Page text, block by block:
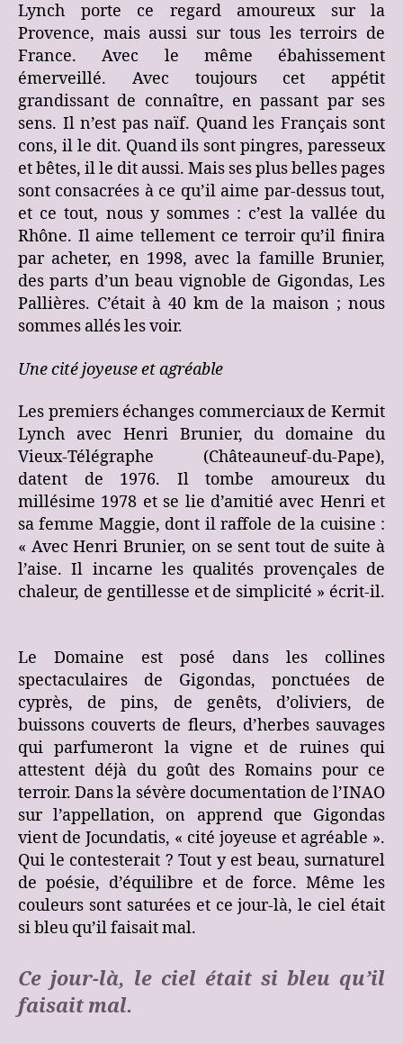
Lynch porte ce regard amoureux sur la
Provence, mais aussi sur tous les terroirs de
France. Avec le même ébahissement
émerveillé. Avec toujours cet appétit
grandissant de connaître, en passant par ses
sens. Il n’est pas naïf. Quand les Français sont
cons, il le dit. Quand ils sont pingres, paresseux
et bêtes, il le dit aussi. Mais ses plus belles pages
sont consacrées à ce qu’il aime par-dessus tout,
et ce tout, nous y sommes : c’est la vallée du
Rhône. Il aime tellement ce terroir qu’il finira
par acheter, en 1998, avec la famille Brunier,
des parts d’un beau vignoble de Gigondas, Les
Pallières. C’était à 40 km de la maison ; nous
sommes allés les voir.
Une cité joyeuse et agréable
Les premiers échanges commerciaux de Kermit
Lynch avec Henri Brunier, du domaine du
Vieux-Télégraphe (Châteauneuf-du-Pape),
datent de 1976. Il tombe amoureux du
millésime 1978 et se lie d’amitié avec Henri et
sa femme Maggie, dont il raffole de la cuisine :
« Avec Henri Brunier, on se sent tout de suite à
l’aise. Il incarne les qualités provençales de
chaleur, de gentillesse et de simplicité » écrit-il.
Le Domaine est posé dans les collines
spectaculaires de Gigondas, ponctuées de
cyprès, de pins, de genêts, d’oliviers, de
buissons couverts de fleurs, d’herbes sauvages
qui parfumeront la vigne et de ruines qui
attestent déjà du goût des Romains pour ce
terroir. Dans la sévère documentation de l’INAO
sur l’appellation, on apprend que Gigondas
vient de Jocundatis, « cité joyeuse et agréable ».
Qui le contesterait ? Tout y est beau, surnaturel
de poésie, d’équilibre et de force. Même les
couleurs sont saturées et ce jour-là, le ciel était
si bleu qu’il faisait mal.
Ce jour-là, le ciel était si bleu qu’il
faisait mal.